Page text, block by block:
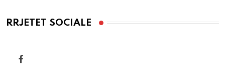
RRJETET SOCIALE